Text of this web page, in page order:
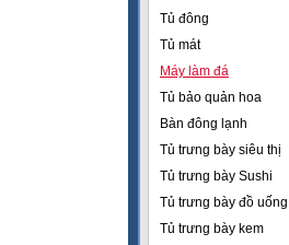
Tủ đông
Tủ mát
Máy làm đá
Tủ bảo quản hoa
Bàn đông lạnh
Tủ trưng bày siêu thị
Tủ trưng bày Sushi
Tủ trưng bày đồ uống
Tủ trưng bày kem